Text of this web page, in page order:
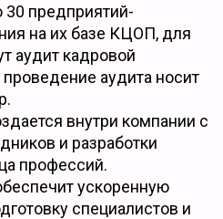
30 предприятий-
на их базе КЦОП, для
аудит кадровой
аудита носит
внутри компании с
и разработки
профессий.
ускоренную
специалистов и